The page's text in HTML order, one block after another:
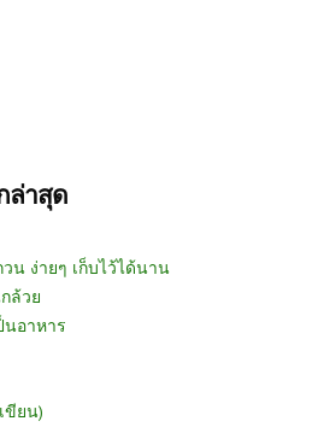
ล่าสุด
น ง่ายๆ เก็บไว้ได้นาน
ล้วย
นอาหาร
ขียน)